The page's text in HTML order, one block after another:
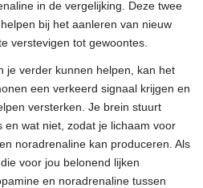
in de vergelijking. Deze twee
bij het aanleren van nieuw
verstevigen tot gewoontes.
je verder kunnen helpen, kan het
een verkeerd signaal krijgen en
versterken. Je brein stuurt
en wat niet, zodat je lichaam voor
noradrenaline kan produceren. Als
voor jou belonend lijken
en noradrenaline tussen